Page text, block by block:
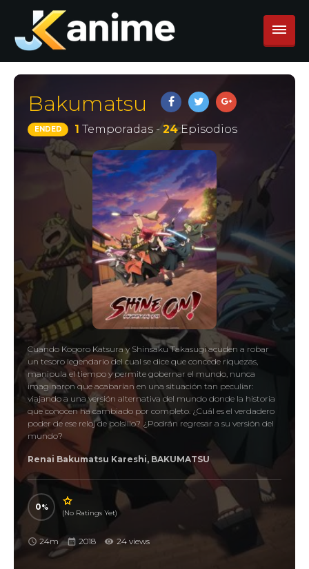
Bakumatsu
ENDED 1 Temporadas -24Episodios
Cuando Kogoro Katsura y Shinsaku Takasugi acuden a robar
un tesoro legendario del cual se dice que concede riquezas,
manipula el tiempo y permite gobernar el mundo, nunca
imaginaron que acabarían en una situación tan peculiar:
viajando a una versión alternativa del mundo donde la historia
que conocen ha cambiado por completo. ¿Cuál es el verdadero
poder de ese reloj de bolsillo? ¿Podrán regresar a su versión del
mundo?
Renai Bakumatsu Kareshi, BAKUMATSU
0
(No Ratings Yet)
24m 2018 24 views